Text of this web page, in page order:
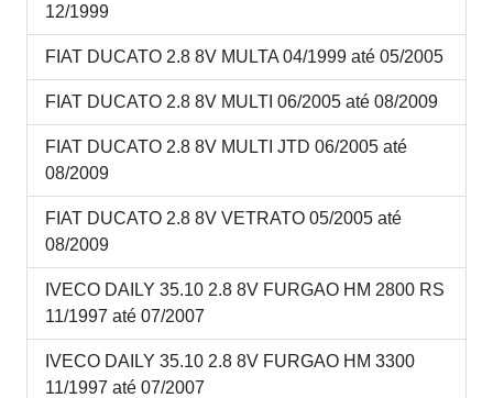
12/1999
FIAT DUCATO 2.8 8V MULTA 04/1999 até 05/2005
FIAT DUCATO 2.8 8V MULTI 06/2005 até 08/2009
FIAT DUCATO 2.8 8V MULTI JTD 06/2005 até
08/2009
FIAT DUCATO 2.8 8V VETRATO 05/2005 até
08/2009
IVECO DAILY 35.10 2.8 8V FURGAO HM 2800 RS
11/1997 até 07/2007
IVECO DAILY 35.10 2.8 8V FURGAO HM 3300
11/1997 até 07/2007